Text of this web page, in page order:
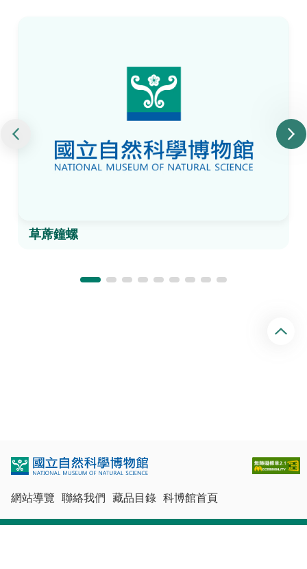
草蓆鐘螺
網站導覽 聯絡我們 藏品目錄 科博館首頁
回
頂
端